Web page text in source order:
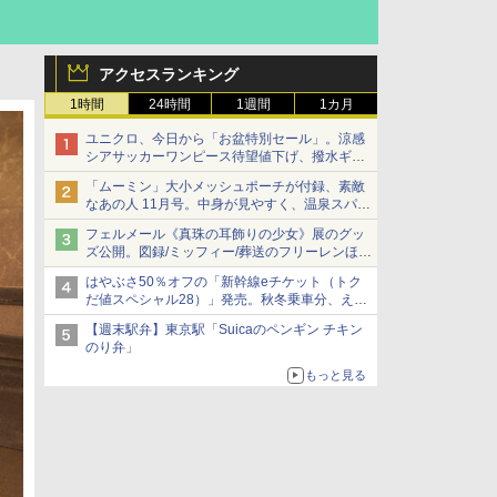
アクセスランキング
1時間 24時間 1週間 1カ月
ユニクロ、今日から「お盆特別セール」。涼感
シアサッカーワンピース待望値下げ、撥水ギア
ショーツは1990円に
「ムーミン」大小メッシュポーチが付録、素敵
なあの人 11月号。中身が見やすく、温泉スパに
も使える
フェルメール《真珠の耳飾りの少女》展のグッ
ズ公開。図録/ミッフィー/葬送のフリーレンほ
か、注目ブランドコラボが実現
はやぶさ50％オフの「新幹線eチケット（トク
だ値スペシャル28）」発売。秋冬乗車分、えき
ねっと限定
【週末駅弁】東京駅「Suicaのペンギン チキン
のり弁」
もっと見る